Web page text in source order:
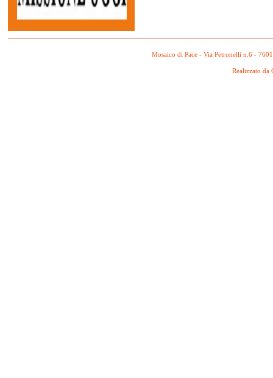
Mosaico di Pace - Via Petronelli n.6 -
Realizzato